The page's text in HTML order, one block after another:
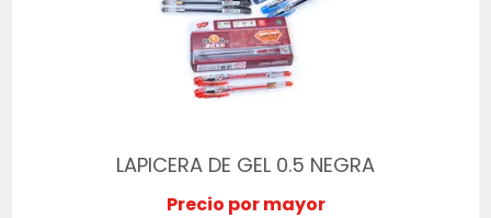
LAPICERA DE GEL 0.5 NEGRA
Precio por mayor